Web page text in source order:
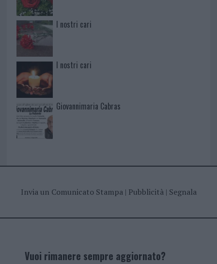
I nostri cari
I nostri cari
Giovannimaria Cabras
Invia un Comunicato Stampa| Pubblicità| Segnala
Vuoi rimanere sempre aggiornato?